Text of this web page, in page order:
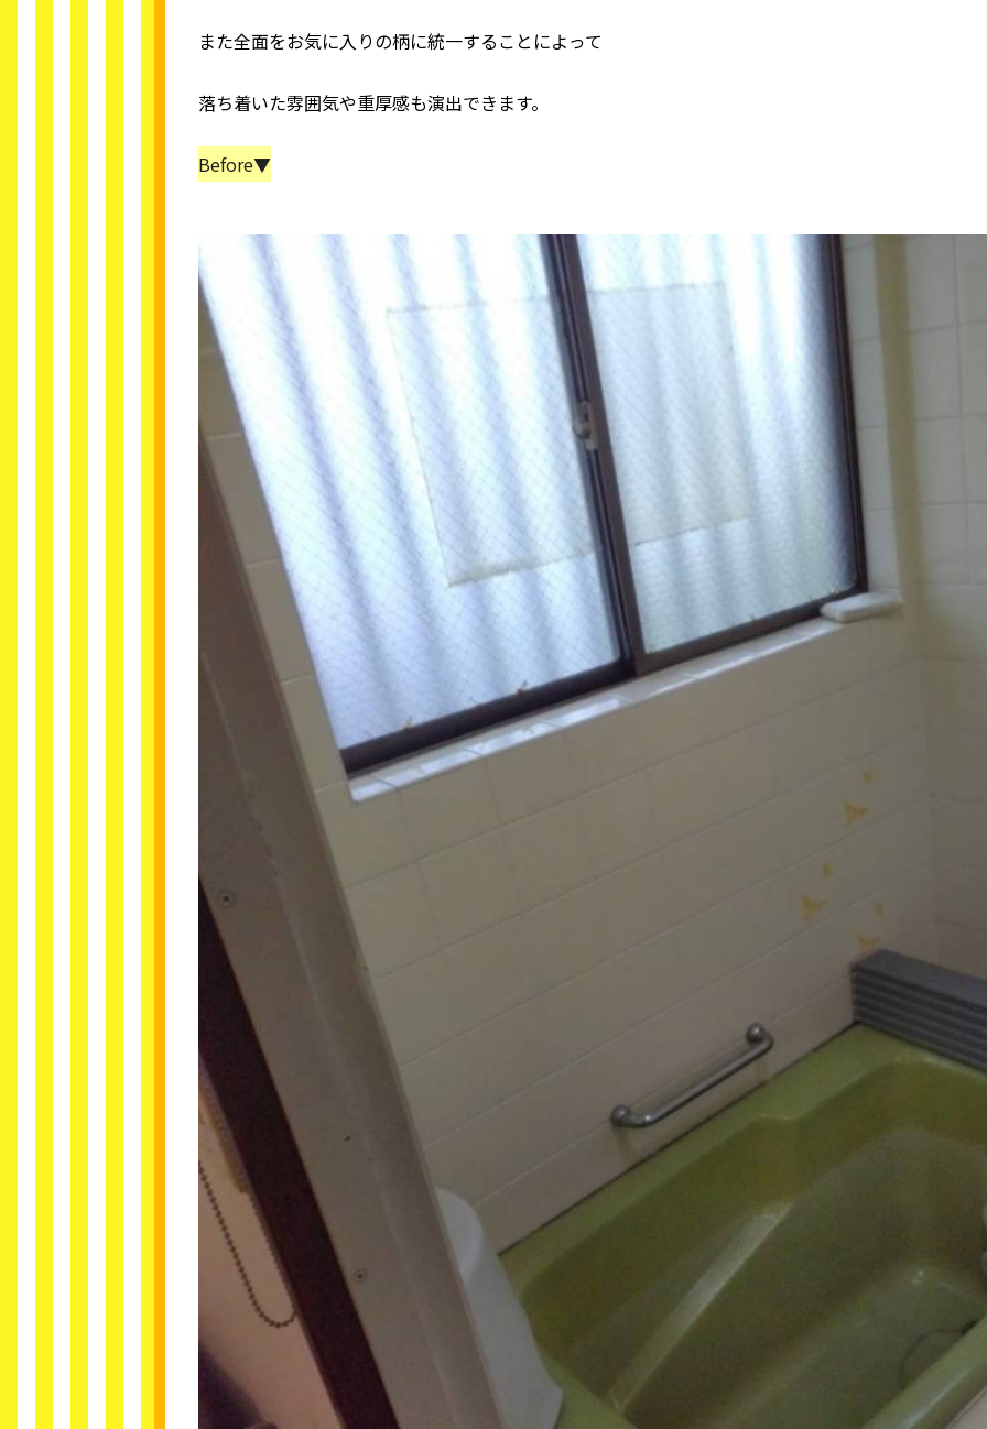
また全面をお気に入りの柄に統一することによって
落ち着いた雰囲気や重厚感も演出できます。
Before▼